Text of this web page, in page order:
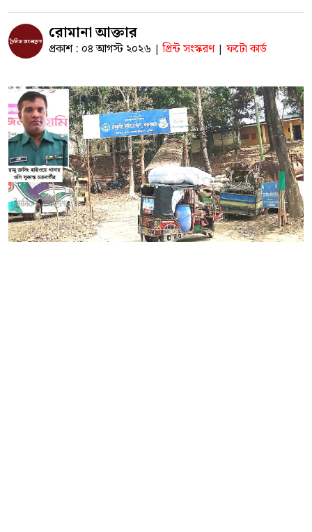
রোমানা আক্তার
প্রকাশ : ০৪ আগস্ট ২০২৬ | প্রিন্ট সংস্করণ | ফটো কার্ড